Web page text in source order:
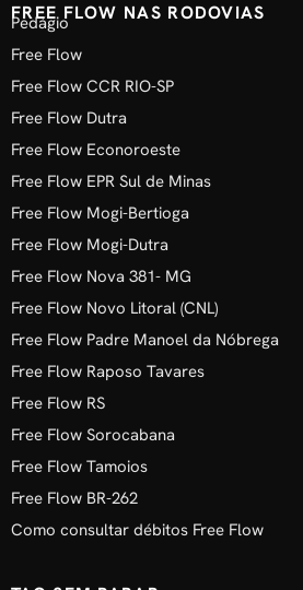
FREE FLOW NAS RODOVIAS
Pedágio
Free Flow
Free Flow CCR RIO-SP
Free Flow Dutra
Free Flow Econoroeste
Free Flow EPR Sul de Minas
Free Flow Mogi-Bertioga
Free Flow Mogi-Dutra
Free Flow Nova 381- MG
Free Flow Novo Litoral (CNL)
Free Flow Padre Manoel da Nóbrega
Free Flow Raposo Tavares
Free Flow RS
Free Flow Sorocabana
Free Flow Tamoios
Free Flow BR-262
Como consultar débitos Free Flow